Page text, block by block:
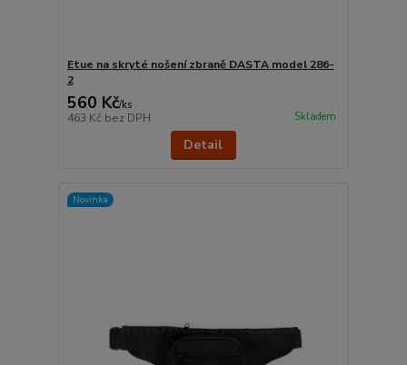
Etue na skryté nošení zbraně DASTA model 286-
2
560 Kč/ks
463 Kč bez DPH Skladem
Detail
Novinka